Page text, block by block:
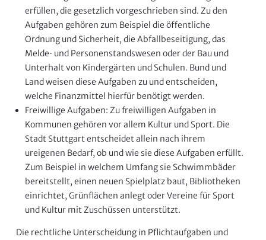
erfüllen, die gesetzlich vorgeschrieben sind. Zu den
Aufgaben gehören zum Beispiel die öffentliche
Ordnung und Sicherheit, die Abfallbeseitigung, das
Melde‐ und Personenstandswesen oder der Bau und
Unterhalt von Kindergärten und Schulen. Bund und
Land weisen diese Aufgaben zu und entscheiden,
welche Finanzmittel hierfür benötigt werden.
Freiwillige Aufgaben: Zu freiwilligen Aufgaben in
Kommunen gehören vor allem Kultur und Sport. Die
Stadt Stuttgart entscheidet allein nach ihrem
ureigenen Bedarf, ob und wie sie diese Aufgaben erfüllt.
Zum Beispiel in welchem Umfang sie Schwimmbäder
bereitstellt, einen neuen Spielplatz baut, Bibliotheken
einrichtet, Grünflächen anlegt oder Vereine für Sport
und Kultur mit Zuschüssen unterstützt.
Die rechtliche Unterscheidung in Pflichtaufgaben und